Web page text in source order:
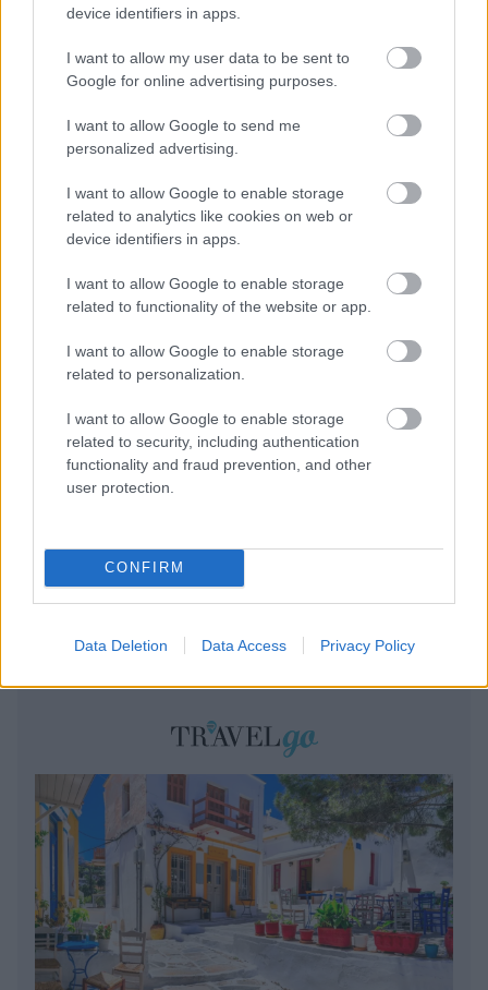
device identifiers in apps.
I want to allow my user data to be sent to
Google for online advertising purposes.
I want to allow Google to send me
personalized advertising.
I want to allow Google to enable storage
related to analytics like cookies on web or
device identifiers in apps.
I want to allow Google to enable storage
related to functionality of the website or app.
I want to allow Google to enable storage
related to personalization.
I want to allow Google to enable storage
related to security, including authentication
functionality and fraud prevention, and other
user protection.
CONFIRM
Data Deletion Data Access Privacy Policy
Για να προσθέσεις το σχόλιο
σου πρέπει να συνδεθείς
στο my gazzetta!